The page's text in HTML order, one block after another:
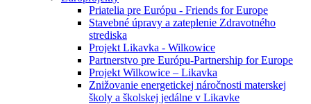
Priatelia pre Európu - Friends for Europe
Stavebné úpravy a zateplenie Zdravotného
strediska
Projekt Likavka - Wilkowice
Partnerstvo pre Európu-Partnership for Europe
Projekt Wilkowice – Likavka
Znižovanie energetickej náročnosti materskej
školy a školskej jedálne v Likavke